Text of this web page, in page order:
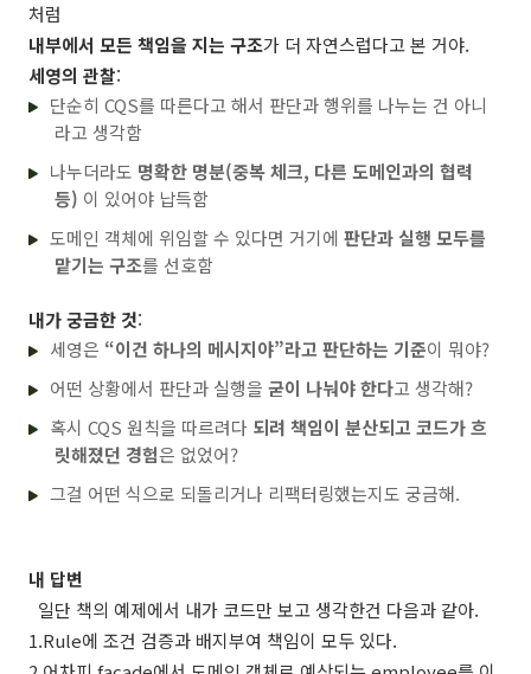
처럼
내부에서 모든 책임을 지는 구조가 더 자연스럽다고 본 거야.
세영의 관찰:
단순히 CQS를 따른다고 해서 판단과 행위를 나누는 건 아니
라고 생각함
나누더라도 명확한 명분(중복 체크, 다른 도메인과의 협력
등) 이 있어야 납득함
도메인 객체에 위임할 수 있다면 거기에 판단과 실행 모두를
맡기는 구조를 선호함
내가 궁금한 것:
세영은 “이건 하나의 메시지야”라고 판단하는 기준이 뭐야?
어떤 상황에서 판단과 실행을 굳이 나눠야 한다고 생각해?
혹시 CQS 원칙을 따르려다 되려 책임이 분산되고 코드가 흐
릿해졌던 경험은 없었어?
그걸 어떤 식으로 되돌리거나 리팩터링했는지도 궁금해.
내 답변
일단 책의 예제에서 내가 코드만 보고 생각한건 다음과 같아.
1.Rule에 조건 검증과 배지부여 책임이 모두 있다.